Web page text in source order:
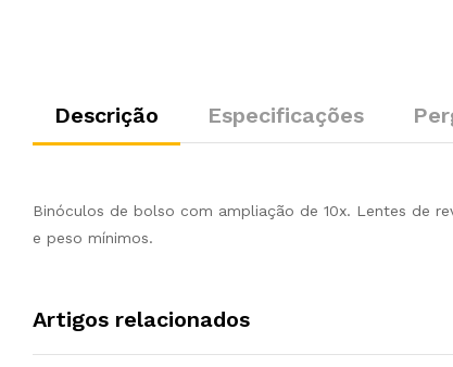
Descrição Especificações
Binóculos de bolso com ampliação de 10x. Lentes de
e peso mínimos.
Artigos relacionados